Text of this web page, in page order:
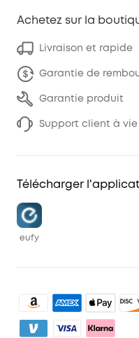
Achetez sur la
Livraison et rapide
Garantie de
Garantie produit
Support client à vie
Télécharger
eufy